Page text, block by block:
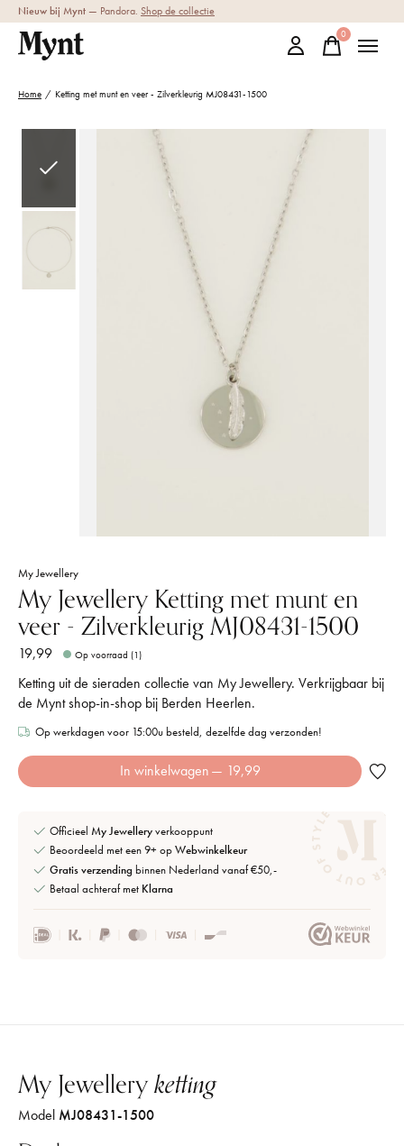
Nieuw bij Mynt — Pandora. Shop de collectie
0items
Home / Ketting met munt en veer - Zilverkleurig MJ08431-1500
Slideshow Items
My Jewellery
My Jewellery Ketting met munt en
veer - Zilverkleurig MJ08431-1500
19,99 Op voorraad (1)
Ketting uit de sieraden collectie van My Jewellery. Verkrijgbaar bij
de Mynt shop-in-shop bij Berden Heerlen.
Op werkdagen voor 15:00u besteld, dezelfde dag verzonden!
In winkelwagen — 19,99
Officieel My Jewelleryverkooppunt
Beoordeeld met een 9+ opWebwinkelkeur
Gratis verzending binnen Nederland vanaf €50,-
Betaal achteraf met Klarna
My Jewelleryketting
Model MJ08431-1500